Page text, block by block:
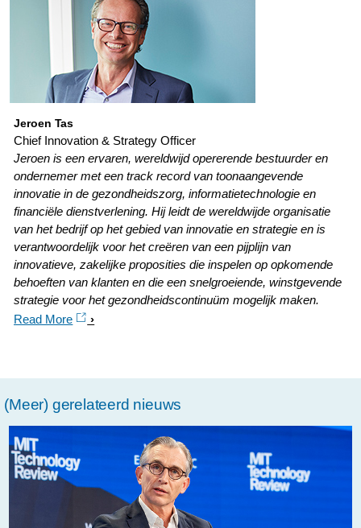
worden-
toegepast-
om-
zorgverleners-
ontlasten.html
Jeroen Tas
Chief Innovation & Strategy Officer
Jeroen is een ervaren, wereldwijd opererende bestuurder en
ondernemer met een track record van toonaangevende
innovatie in de gezondheidszorg, informatietechnologie en
financiële dienstverlening. Hij leidt de wereldwijde organisatie
van het bedrijf op het gebied van innovatie en strategie en is
verantwoordelijk voor het creëren van een pijplijn van
innovatieve, zakelijke proposities die inspelen op opkomende
behoeften van klanten en die een snelgroeiende, winstgevende
strategie voor het gezondheidscontinuüm mogelijk maken.
Read More
(Meer) gerelateerd nieuws